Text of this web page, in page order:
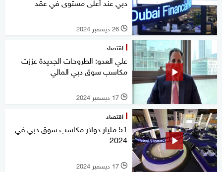
l 26 ديسمبر 2024
اقتصاد
علي العدو: الطروحات الجديدة عززت
مكاسب سوق دبي المالي
l 17 ديسمبر 2024
اقتصاد
51 مليار دولار مكاسب سوق دبي في
2024
l 17 ديسمبر 2024